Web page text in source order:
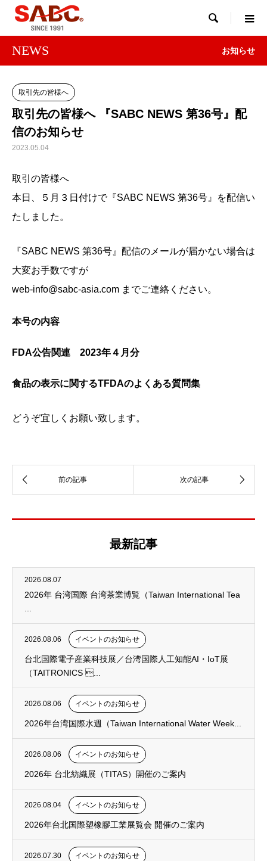

NEWS お知らせ
取引先の皆様へ
取引先の皆様へ 『SABC NEWS 第36号』配
信のお知らせ
2023.05.04
取引の皆様へ
本日、５月３日付けで『SABC NEWS 第36号』を配信い
たしました。
『SABC NEWS 第36号』配信のメールが届かない場合は
大変お手数ですが
web-info@sabc-asia.com までご連絡ください。
本号の内容
FDA公告関連 2023年４月分
食品の表示に関するTFDAのよくある質問集
どうぞ宜しくお願い致します。
最新記事
2026.08.07
2026年 台湾国際 台湾茶業博覧（Taiwan International Tea
...
2026.08.06 イベントのお知らせ
台北国際電子産業科技展／台湾国際人工知能AI・IoT展
（TAITRONICS ...
2026.08.06 イベントのお知らせ
2026年台湾国際水週（Taiwan International Water Week...
2026.08.06 イベントのお知らせ
2026年 台北紡織展（TITAS）開催のご案内
2026.08.04 イベントのお知らせ
2026年台北国際塑橡膠工業展覧会 開催のご案内
2026.07.30 イベントのお知らせ